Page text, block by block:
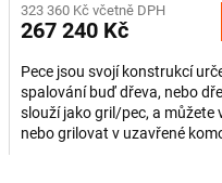
323 360 Kč včetně DPH
267 240 Kč
Pece jsou svojí konstrukcí
spalování buď dřeva, nebo
slouží jako gril/pec, a můžete
nebo grilovat v uzavřené